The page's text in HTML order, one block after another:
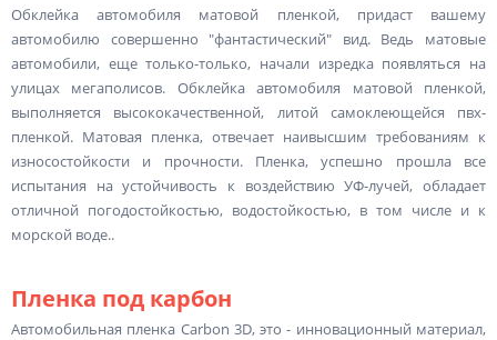
Обклейка автомобиля матовой пленкой, придаст вашему
автомобилю совершенно "фантастический" вид. Ведь матовые
автомобили, еще только-только, начали изредка появляться на
улицах мегаполисов. Обклейка автомобиля матовой пленкой,
выполняется высококачественной, литой самоклеющейся пвх-
пленкой. Матовая пленка, отвечает наивысшим требованиям к
износостойкости и прочности. Пленка, успешно прошла все
испытания на устойчивость к воздействию УФ-лучей, обладает
отличной погодостойкостью, водостойкостью, в том числе и к
морской воде..
Пленка под карбон
Автомобильная пленка Carbon 3D, это - инновационный материал,